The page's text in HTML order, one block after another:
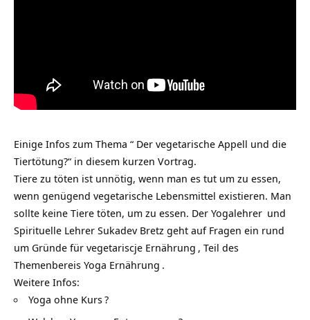
Einige Infos zum Thema “ Der vegetarische Appell und die
Tiertötung?“ in diesem kurzen Vortrag.
Tiere zu töten ist unnötig, wenn man es tut um zu essen,
wenn genügend vegetarische Lebensmittel existieren. Man
sollte keine Tiere töten, um zu essen. Der Yogalehrer und
Spirituelle Lehrer Sukadev Bretz geht auf Fragen ein rund
um Gründe für vegetariscje Ernährung , Teil des
Themenbereis Yoga Ernährung .
Weitere Infos:
Yoga ohne Kurs?